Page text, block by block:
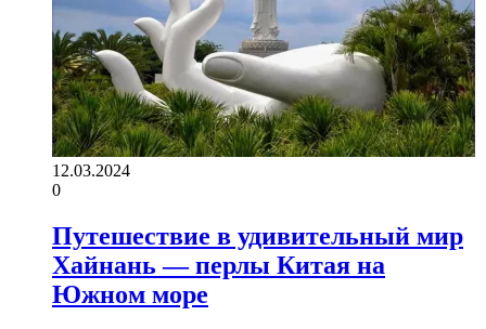
12.03.2024
0
Путешествие в удивительный мир
Хайнань — перлы Китая на
Южном море